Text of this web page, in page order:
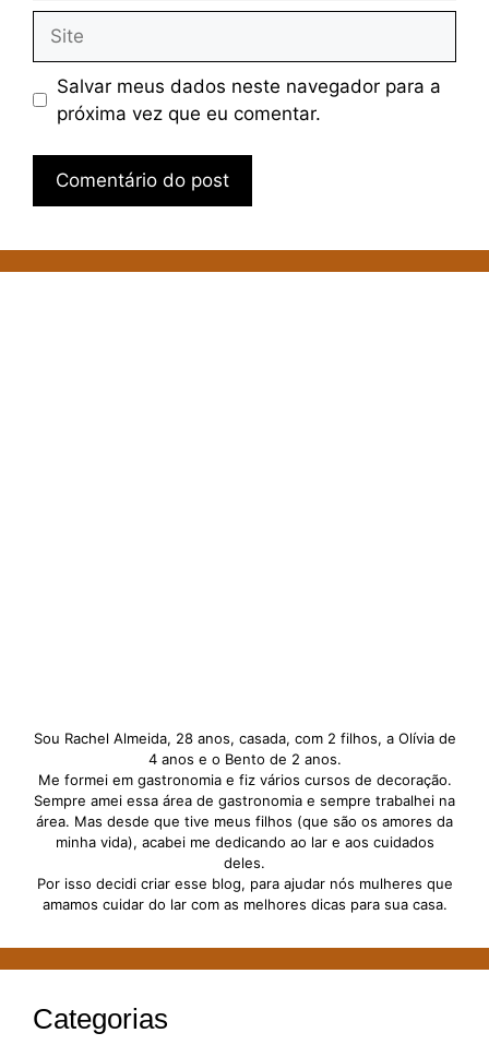
Salvar meus dados neste navegador para a
próxima vez que eu comentar.
Sou Rachel Almeida, 28 anos, casada, com 2 filhos, a Olívia de
4 anos e o Bento de 2 anos.
Me formei em gastronomia e fiz vários cursos de decoração.
Sempre amei essa área de gastronomia e sempre trabalhei na
área. Mas desde que tive meus filhos (que são os amores da
minha vida), acabei me dedicando ao lar e aos cuidados
deles.
Por isso decidi criar esse blog, para ajudar nós mulheres que
amamos cuidar do lar com as melhores dicas para sua casa.
Categorias